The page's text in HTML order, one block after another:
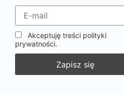
Akceptuję treści polityki
prywatności.